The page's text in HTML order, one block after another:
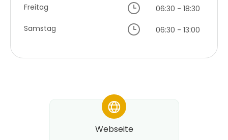
Freitag
06:30 - 18:30
Samstag
06:30 - 13:00
*
Webseite